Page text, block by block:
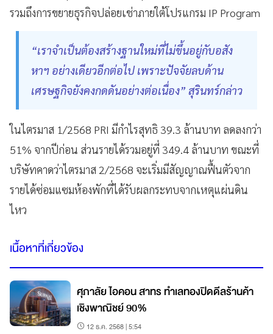
รวมถึงการขยายธุรกิจปล่อยเช่าภายใต้โปรแกรม IP Program
“เราจำเป็นต้องสร้างฐานใหม่ที่ไม่ขึ้นอยู่กับอสัง
หาฯ อย่างเดียวอีกต่อไป เพราะปัจจัยลบด้าน
เศรษฐกิจยังคงกดดันอย่างต่อเนื่อง” สุรินทร์กล่าว
ในไตรมาส 1/2568 PRI มีกำไรสุทธิ 39.3 ล้านบาท ลดลงกว่า
51% จากปีก่อน ส่วนรายได้รวมอยู่ที่ 349.4 ล้านบาท ขณะที่
บริษัทคาดว่าไตรมาส 2/2568 จะเริ่มมีสัญญาณฟื้นตัวจาก
รายได้ซ่อมแซมห้องพักที่ได้รับผลกระทบจากเหตุแผ่นดิน
ไหว
เนื้อหาที่เกี่ยวข้อง
ศุภาลัย ไอคอน สาทร ทำเลทองปิดดีลร้านค้า
เชิงพาณิชย์ 90%
12 ธ.ค. 2568 | 5:54